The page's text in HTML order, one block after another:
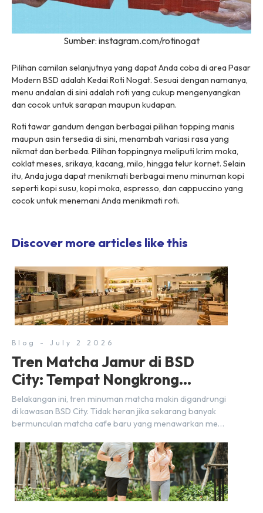
Sumber: instagram.com/rotinogat
Pilihan camilan selanjutnya yang dapat Anda coba di area Pasar
Modern BSD adalah Kedai Roti Nogat. Sesuai dengan namanya,
menu andalan di sini adalah roti yang cukup mengenyangkan
dan cocok untuk sarapan maupun kudapan.
Roti tawar gandum dengan berbagai pilihan topping manis
maupun asin tersedia di sini, menambah variasi rasa yang
nikmat dan berbeda. Pilihan toppingnya meliputi krim moka,
coklat meses, srikaya, kacang, milo, hingga telur kornet. Selain
itu, Anda juga dapat menikmati berbagai menu minuman kopi
seperti kopi susu, kopi moka, espresso, dan cappuccino yang
cocok untuk menemani Anda menikmati roti.
Discover more articles like this
Blog - July 2 2026
Tren Matcha Jamur di BSD
City: Tempat Nongkrong
Estetik Dekat Hunian
Belakangan ini, tren minuman matcha makin digandrungi
di kawasan BSD City. Tidak heran jika sekarang banyak
bermunculan matcha cafe baru yang menawarkan menu
nyaman, baik untuk produktif bekerja (WFC) maupun
sekadar bersantai bersama orang terdekat. Kabar
baiknya, deretan kafe hits ini tersebar di lokasi-lokasi
strategis yang sangat […]